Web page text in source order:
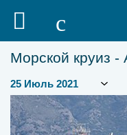
Морской круиз -